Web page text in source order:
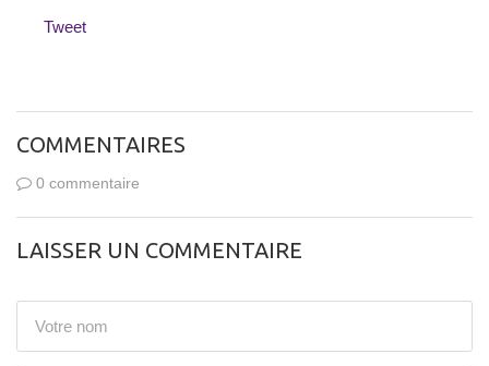
Tweet
COMMENTAIRES
0 commentaire
LAISSER UN COMMENTAIRE